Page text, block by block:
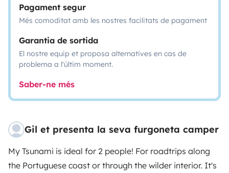
Pagament segur
Més comoditat amb les nostres facilitats de pagament
Garantia de sortida
El nostre equip et proposa alternatives en cas de
problema a l'últim moment.
Saber-ne més
Gil et presenta la seva furgoneta camper
My Tsunami is ideal for 2 people! For roadtrips along
the Portuguese coast or through the wilder interior. It's